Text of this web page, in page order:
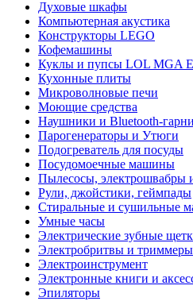
Духовые шкафы
Компьютерная акустика
Конструкторы LEGO
Кофемашины
Куклы и пупсы LOL MGA
Кухонные плиты
Микроволновые печи
Моющие средства
Наушники и Bluetooth-
Парогенераторы и Утюги
Подогреватель для посуды
Посудомоечные машины
Пылесосы, электрошвабры
Рули, джойстики, геймпады
Стиральные и сушильные
Умные часы
Электрические зубные
Электробритвы и триммеры
Электроинструмент
Электронные книги и
Эпиляторы